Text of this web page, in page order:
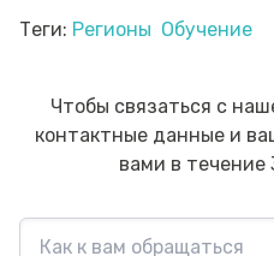
Теги: Регионы Обучение
Чтобы связаться с
контактные данные и
вами в течение